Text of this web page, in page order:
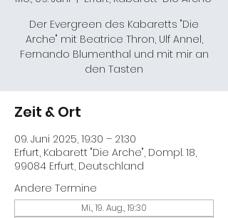
Der Evergreen des Kabaretts "Die
Arche" mit Beatrice Thron, Ulf Annel,
Fernando Blumenthal und mit mir an
den Tasten
Zeit & Ort
09. Juni 2025, 19:30 – 21:30
Erfurt, Kabarett "Die Arche", Dompl. 18,
99084 Erfurt, Deutschland
Andere Termine
Mi., 19. Aug., 19:30